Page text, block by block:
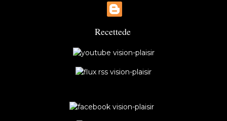
Recettede